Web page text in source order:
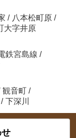
/ 八本松町原 /
大字井原
鉄宮島線 /
観音町 /
/ 下深川